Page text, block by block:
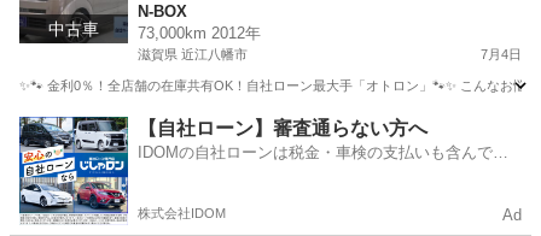
中古車
N-BOX
73,000km 2012年
滋賀県 近江八幡市 7月4日
✨🐾 金利0％！全店舗の在庫共有OK！自社ローン最大手「オトロン」🐾✨ こんなお
滋賀 近江八幡市 N-BOX
【自社ローン】審査通らない方へ
IDOMの自社ローンは税金・車検の支払いも含んでい
株式会社IDOM Ad